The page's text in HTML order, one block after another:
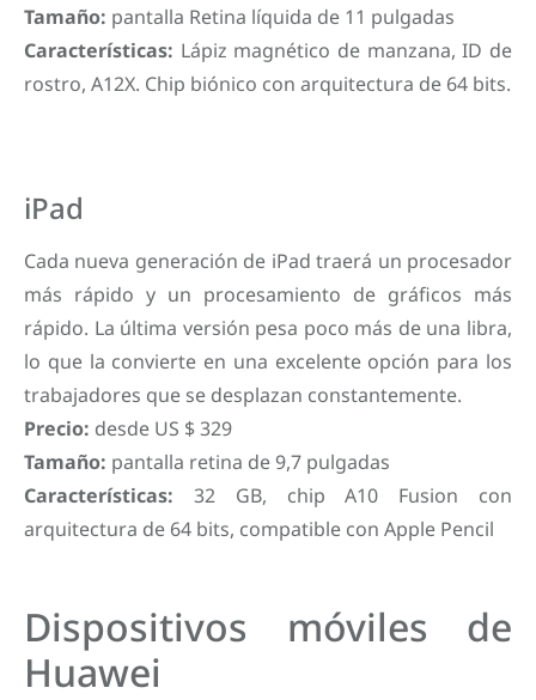
Tamaño: pantalla Retina líquida de 11 pulgadas
Características: Lápiz magnético de manzana, ID de
rostro, A12X. Chip biónico con arquitectura de 64 bits.
iPad
Cada nueva generación de iPad traerá un procesador
más rápido y un procesamiento de gráficos más
rápido. La última versión pesa poco más de una libra,
lo que la convierte en una excelente opción para los
trabajadores que se desplazan constantemente.
Precio: desde US $ 329
Tamaño: pantalla retina de 9,7 pulgadas
Características: 32 GB, chip A10 Fusion con
arquitectura de 64 bits, compatible con Apple Pencil
Dispositivos móviles de
Huawei